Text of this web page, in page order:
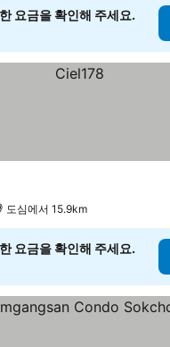
요금을 확인해 주세요.
도심에서 15.9km
요금을 확인해 주세요.